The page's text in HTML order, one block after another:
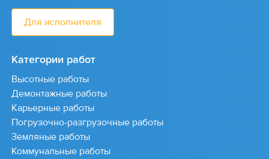
Для исполнителя
Категории работ
Высотные работы
Демонтажные работы
Карьерные работы
Погрузочно-разгрузочные работы
Земляные работы
Коммунальные работы